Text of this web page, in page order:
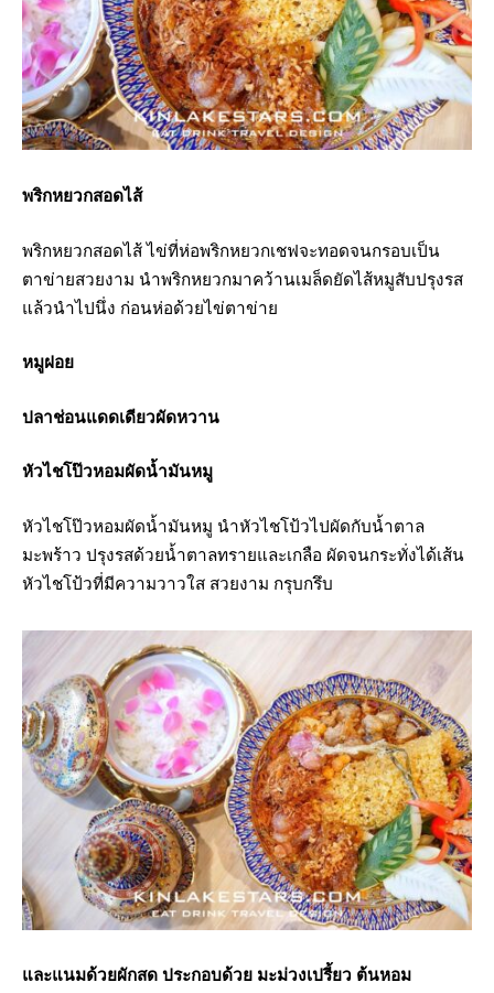
พริกหยวกสอดไส้
พริกหยวกสอดไส้ ไข่ที่ห่อพริกหยวกเชฟจะทอดจนกรอบเป็น
ตาข่ายสวยงาม นำพริกหยวกมาคว้านเมล็ดยัดไส้หมูสับปรุงรส
แล้วนำไปนึ่ง ก่อนห่อด้วยไข่ตาข่าย
หมูฝอย
ปลาช่อนแดดเดียวผัดหวาน
หัวไชโป๊วหอมผัดน้ำมันหมู
หัวไชโป๊วหอมผัดน้ำมันหมู นำหัวไชโป้วไปผัดกับน้ำตาล
มะพร้าว ปรุงรสด้วยน้ำตาลทรายและเกลือ ผัดจนกระทั่งได้เส้น
หัวไชโป้วที่มีความวาวใส สวยงาม กรุบกรึบ
และแนมด้วยผักสด ประกอบด้วย มะม่วงเปรี้ยว ต้นหอม